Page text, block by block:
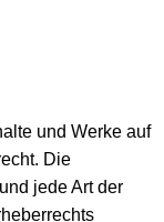
und Werke auf
Die
jede Art der